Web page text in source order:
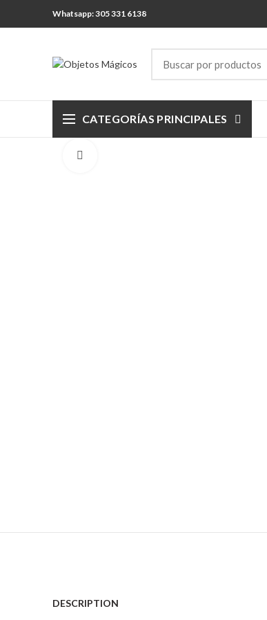
Whatsapp: 305 331 6138
CATEGORÍAS PRINCIPALES
DESCRIPTION